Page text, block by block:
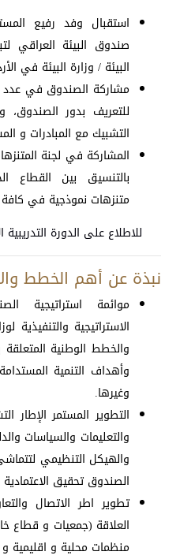
استقبال وفد رفيع
صندوق البيئة العراقي
البيئة / وزارة البيئة في
مشاركة الصندوق في عدد
للتعريف بدور
التشبيك مع المبادرات و
المشاركة في لجنة
بالتنسيق بين القطاع
متنزهات نموذجية في كافة
للاطلاع على الدورة التدريبية
نبذة عن أهم الخطط
موائمة استراتيجية
الاستراتيجية والتنفيذية
والخطط الوطنية المتعلقة
وأهداف التنمية
وغيرها.
التطوير المستمر الإطار
والتعليمات والسياسات
والهيكل التنظيمي
الصندوق تحقيق
تطوير اطر الاتصال
العلاقة (جمعيات و
منظمات محلية و اقليمية